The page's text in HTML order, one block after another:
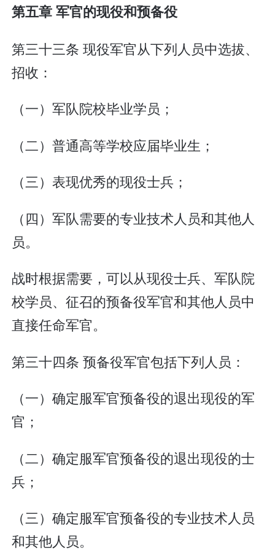
第五章 军官的现役和预备役
第三十三条 现役军官从下列人员中选拔、
招收：
（一）军队院校毕业学员；
（二）普通高等学校应届毕业生；
（三）表现优秀的现役士兵；
（四）军队需要的专业技术人员和其他人
员。
战时根据需要，可以从现役士兵、军队院
校学员、征召的预备役军官和其他人员中
直接任命军官。
第三十四条 预备役军官包括下列人员：
（一）确定服军官预备役的退出现役的军
官；
（二）确定服军官预备役的退出现役的士
兵；
（三）确定服军官预备役的专业技术人员
和其他人员。